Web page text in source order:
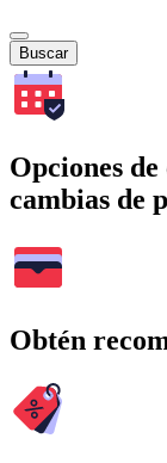
Buscar
Opciones
cambias de
Obtén